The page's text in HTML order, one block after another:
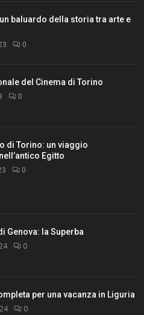
baluardo della storia tra arte e
0
del Cinema di Torino
0
di Torino: un viaggio
Egitto
0
Genova: la Superba
0
per una vacanza in Liguria
0